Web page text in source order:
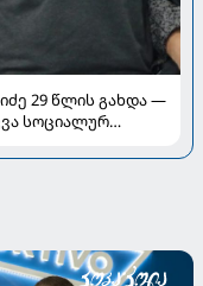
29 წლის გახდა —
სოციალურ